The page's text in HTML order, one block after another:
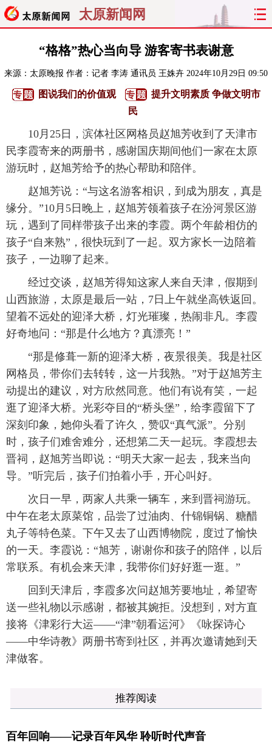
太原新闻网
首页 聚焦 太原 山西
经济 关注 文明 出行
旅游 理财 政务 教育
看天下 晋月读 最太原
太原日报 太原晚报 热评 社区
“格格”热心当向导 游客寄书表谢意
来源： 太原晚报 作者：记者 李涛 通讯员 王姝卉 2024年10月29日 09:50
图说我们的价值观
提升文明素质 争做文明市
民
10月25日，滨体社区网格员赵旭芳收到了天津市
民李霞寄来的两册书，感谢国庆期间他们一家在太原
游玩时，赵旭芳给予的热心帮助和陪伴。
赵旭芳说：“与这名游客相识，到成为朋友，真是
缘分。”10月5日晚上，赵旭芳领着孩子在汾河景区游
玩，遇到了同样带孩子出来的李霞。两个年龄相仿的
孩子“自来熟”，很快玩到了一起。双方家长一边陪着
孩子，一边聊了起来。
经过交谈，赵旭芳得知这家人来自天津，假期到
山西旅游，太原是最后一站，7日上午就坐高铁返回。
望着不远处的迎泽大桥，灯光璀璨，热闹非凡。李霞
好奇地问：“那是什么地方？真漂亮！”
“那是修葺一新的迎泽大桥，夜景很美。我是社区
网格员，带你们去转转，这一片我熟。”对于赵旭芳主
动提出的建议，对方欣然同意。他们有说有笑，一起
逛了迎泽大桥。光彩夺目的“桥头堡”，给李霞留下了
深刻印象，她仰头看了许久，赞叹“真气派”。分别
时，孩子们难舍难分，还想第二天一起玩。李霞想去
晋祠，赵旭芳当即说：“明天大家一起去，我来当向
导。”听完后，孩子们拍着小手，开心叫好。
次日一早，两家人共乘一辆车，来到晋祠游玩。
中午在老太原菜馆，品尝了过油肉、什锦铜锅、糖醋
丸子等特色菜。下午又去了山西博物院，度过了愉快
的一天。李霞说：“旭芳，谢谢你和孩子的陪伴，以后
常联系。有机会来天津，我带你们好好逛一逛。”
回到天津后，李霞多次问赵旭芳要地址，希望寄
送一些礼物以示感谢，都被其婉拒。没想到，对方直
接将《津彩行大运——“津”朝看运河》《咏探诗心
——中华诗教》两册书寄到社区，并再次邀请她到天
津做客。
推荐阅读
百年回响——记录百年风华 聆听时代声音